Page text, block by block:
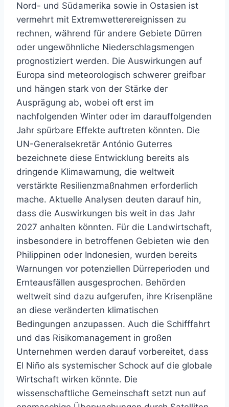
Nord- und Südamerika sowie in Ostasien ist
vermehrt mit Extremwetterereignissen zu
rechnen, während für andere Gebiete Dürren
oder ungewöhnliche Niederschlagsmengen
prognostiziert werden. Die Auswirkungen auf
Europa sind meteorologisch schwerer greifbar
und hängen stark von der Stärke der
Ausprägung ab, wobei oft erst im
nachfolgenden Winter oder im darauffolgenden
Jahr spürbare Effekte auftreten könnten. Die
UN-Generalsekretär António Guterres
bezeichnete diese Entwicklung bereits als
dringende Klimawarnung, die weltweit
verstärkte Resilienzmaßnahmen erforderlich
mache. Aktuelle Analysen deuten darauf hin,
dass die Auswirkungen bis weit in das Jahr
2027 anhalten könnten. Für die Landwirtschaft,
insbesondere in betroffenen Gebieten wie den
Philippinen oder Indonesien, wurden bereits
Warnungen vor potenziellen Dürreperioden und
Ernteausfällen ausgesprochen. Behörden
weltweit sind dazu aufgerufen, ihre Krisenpläne
an diese veränderten klimatischen
Bedingungen anzupassen. Auch die Schifffahrt
und das Risikomanagement in großen
Unternehmen werden darauf vorbereitet, dass
El Niño als systemischer Schock auf die globale
Wirtschaft wirken könnte. Die
wissenschaftliche Gemeinschaft setzt nun auf